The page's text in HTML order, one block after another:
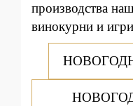
производства
винокурни и